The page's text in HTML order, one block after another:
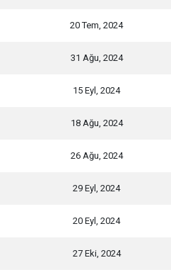
20 Tem, 2024
31 Ağu, 2024
15 Eyl, 2024
18 Ağu, 2024
26 Ağu, 2024
29 Eyl, 2024
20 Eyl, 2024
27 Eki, 2024